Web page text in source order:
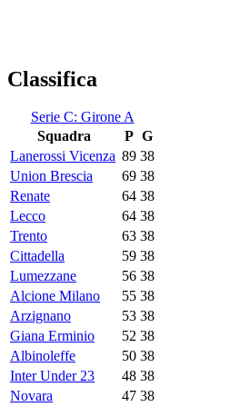
Classifica
Serie C: Girone A
Squadra
P G
Lanerossi Vicenza 89 38
Union Brescia
69 38
Renate
64 38
Lecco
64 38
Trento
63 38
Cittadella
59 38
Lumezzane
56 38
Alcione Milano
55 38
Arzignano
53 38
Giana Erminio
52 38
Albinoleffe
50 38
Inter Under 23
48 38
Novara
47 38